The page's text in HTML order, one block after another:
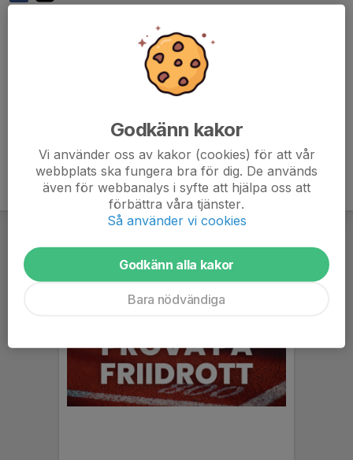
Godkänn kakor
Vi använder oss av kakor (cookies) för att vår
webbplats ska fungera bra för dig. De används
även för webbanalys i syfte att hjälpa oss att
förbättra våra tjänster.
Så använder vi cookies
Godkänn alla kakor
Bara nödvändiga